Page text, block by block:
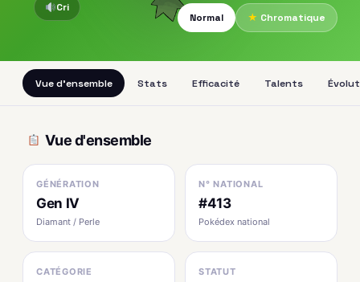
Cri
Normal
★ Chromatique
Vue d'ensemble Stats Efficacité Talents
Vue d'ensemble
GÉNÉRATION
Gen IV
Diamant / Perle
N° NATIONAL
#413
Pokédex national
CATÉGORIE STATUT